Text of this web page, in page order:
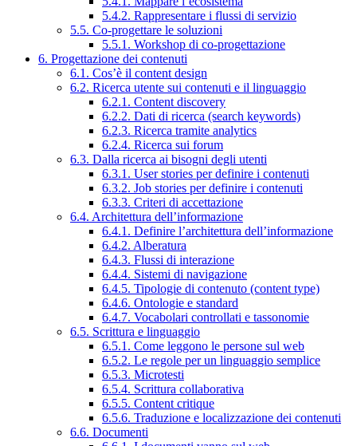
5.4.2. Rappresentare i flussi di servizio
5.5. Co-progettare le soluzioni
5.5.1. Workshop di co-progettazione
6. Progettazione dei contenuti
6.1. Cos’è il content design
6.2. Ricerca utente sui contenuti e il linguaggio
6.2.1. Content discovery
6.2.2. Dati di ricerca (search keywords)
6.2.3. Ricerca tramite analytics
6.2.4. Ricerca sui forum
6.3. Dalla ricerca ai bisogni degli utenti
6.3.1. User stories per definire i contenuti
6.3.2. Job stories per definire i contenuti
6.3.3. Criteri di accettazione
6.4. Architettura dell’informazione
6.4.1. Definire l’architettura dell’informazione
6.4.2. Alberatura
6.4.3. Flussi di interazione
6.4.4. Sistemi di navigazione
6.4.5. Tipologie di contenuto (content type)
6.4.6. Ontologie e standard
6.4.7. Vocabolari controllati e tassonomie
6.5. Scrittura e linguaggio
6.5.1. Come leggono le persone sul web
6.5.2. Le regole per un linguaggio semplice
6.5.3. Microtesti
6.5.4. Scrittura collaborativa
6.5.5. Content critique
6.5.6. Traduzione e localizzazione dei contenuti
6.6. Documenti